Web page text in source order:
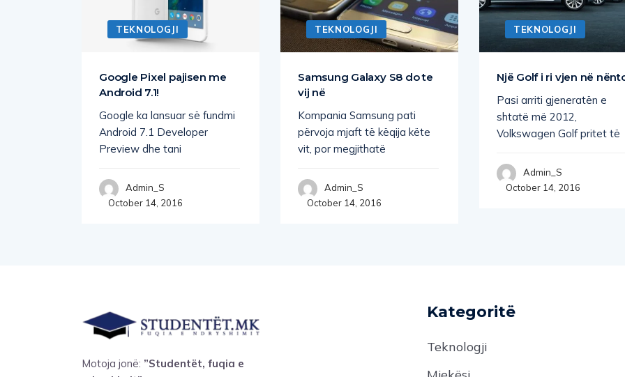
TEKNOLOGJI
Google Pixel pajisen me
Android 7.1!
Google ka lansuar së fundmi
Android 7.1 Developer
Preview dhe tani
Admin_S
October 14, 2016
TEKNOLOGJI
Samsung Galaxy S8 do te
vij në
Kompania Samsung pati
përvoja mjaft të këqija këte
vit, por megjithatë
Admin_S
October 14, 2016
TEKNOLOGJI
Një Golf i ri vjen në
Pasi arriti gjeneratën e
shtatë më 2012,
Volkswagen Golf pritet të
Admin_S
October 14, 2016
Motoja jonë: ”Studentët, fuqia e
Kategoritë
Teknologji